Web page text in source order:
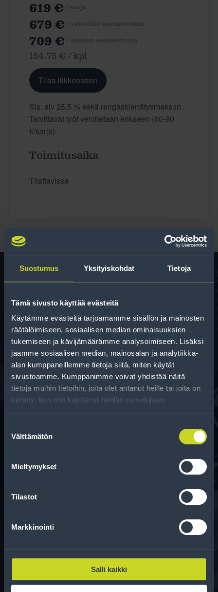
Suostumus Yksityiskohdat Tietoja
Tämä sivusto käyttää evästeitä
Käytämme evästeitä tarjoamamme sisällön ja mainosten
räätälöimiseen, sosiaalisen median ominaisuuksien
tukemiseen ja kävijämäärämme analysoimiseen. Lisäksi
jaamme sosiaalisen median, mainosalan ja analytiikka-
alan kumppaneillemme tietoja siitä, miten käytät
sivustoamme. Kumppanimme voivat yhdistää näitä
tietoja muihin tietoihin, joita olet antanut heille tai joita on
kerätty, kun olet käyttänyt heidän palvelujaan.
valinta
Välttämätön
Mieltymykset
Tilastot
Markkinointi
Salli kaikki
619 €
679 €
709 €
154.75 € / kpl
Tilaa liikkeeseen
Sis. alv 25,5 % sekä rengaskierrätysmaksun.
Tarvittavat työt veloitetaan erikseen (60-90
€/sarja).
Toimitusaika
Tilattavissa
Rengas­laskuri
Auttaa sinua valitsemaan oikean kokoisen renkaan,
kun vaihdat rengaskokoa.
Rahoitus
Tee ostoksesi RengasCenter-tilillä. Saat
Tavallisen ihmisen tietoa merkinnöistä, renkaista ja